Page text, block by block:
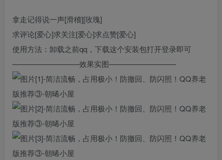
拿走记得说一声[滑稽][玫瑰]
求评论[爱心]求关注[爱心]求点赞[爱心]
使用方法：卸载之前qq，下载这个安装包打开登录即可
—————————效果实图—————————